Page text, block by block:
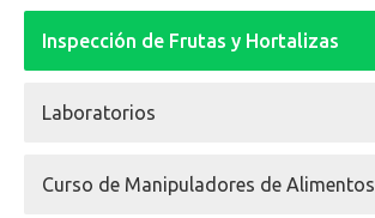
Inspección de Frutas y Hortalizas
Laboratorios
Curso de Manipuladores de Alimentos